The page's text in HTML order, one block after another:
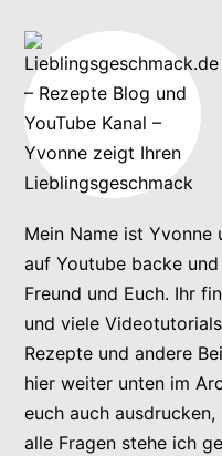
Mein Name ist Yvonne
auf Youtube backe
Freund und Euch. Ihr
und viele
Rezepte und andere
hier weiter unten im
euch auch
alle Fragen stehe ich